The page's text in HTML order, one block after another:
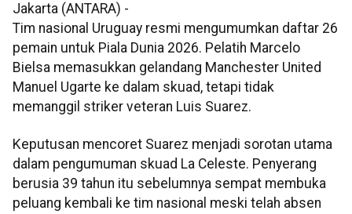
Jakarta (ANTARA) -
Tim nasional Uruguay resmi mengumumkan daftar 26
pemain untuk Piala Dunia 2026. Pelatih Marcelo
Bielsa memasukkan gelandang Manchester United
Manuel Ugarte ke dalam skuad, tetapi tidak
memanggil striker veteran Luis Suarez.
Keputusan mencoret Suarez menjadi sorotan utama
dalam pengumuman skuad La Celeste. Penyerang
berusia 39 tahun itu sebelumnya sempat membuka
peluang kembali ke tim nasional meski telah absen